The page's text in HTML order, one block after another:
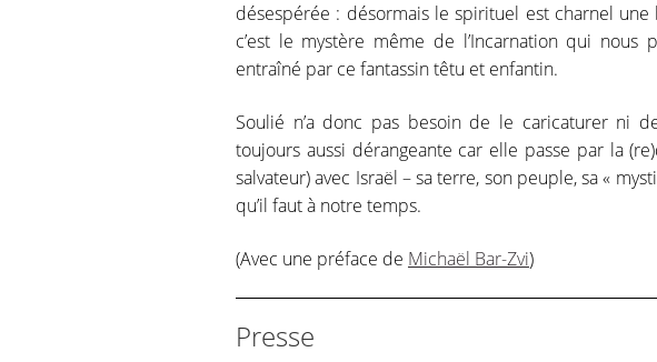
désespérée : désormais le spirituel est charnel une
c’est le mystère même de l’Incarnation qui nous
entraîné par ce fantassin têtu et enfantin.
Soulié n’a donc pas besoin de le caricaturer ni
toujours aussi dérangeante car elle passe par la
salvateur) avec Israël – sa terre, son peuple, sa «
qu’il faut à notre temps.
(Avec une préface de Michaël Bar-Zvi)
Presse